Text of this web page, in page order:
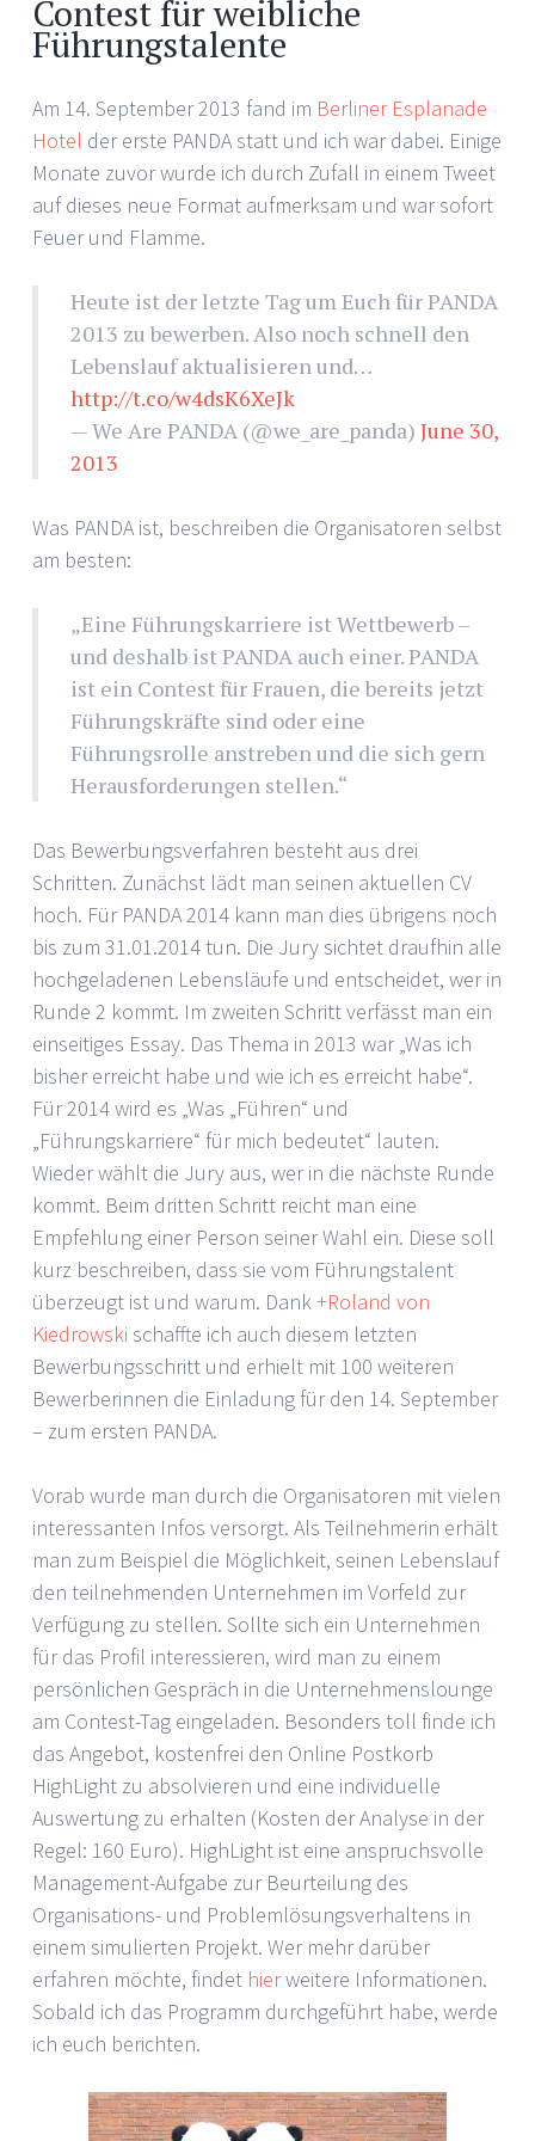
Contest für weibliche
Führungstalente
Am 14. September 2013 fand im Berliner Esplanade
Hotel der erste PANDA statt und ich war dabei. Einige
Monate zuvor wurde ich durch Zufall in einem Tweet
auf dieses neue Format aufmerksam und war sofort
Feuer und Flamme.
Heute ist der letzte Tag um Euch für PANDA
2013 zu bewerben. Also noch schnell den
Lebenslauf aktualisieren und…
http://t.co/w4dsK6XeJk
— We Are PANDA (@we_are_panda) June 30,
2013
Was PANDA ist, beschreiben die Organisatoren selbst
am besten:
„Eine Führungskarriere ist Wettbewerb –
und deshalb ist PANDA auch einer. PANDA
ist ein Contest für Frauen, die bereits jetzt
Führungskräfte sind oder eine
Führungsrolle anstreben und die sich gern
Herausforderungen stellen.“
Das Bewerbungsverfahren besteht aus drei
Schritten. Zunächst lädt man seinen aktuellen CV
hoch. Für PANDA 2014 kann man dies übrigens noch
bis zum 31.01.2014 tun. Die Jury sichtet draufhin alle
hochgeladenen Lebensläufe und entscheidet, wer in
Runde 2 kommt. Im zweiten Schritt verfässt man ein
einseitiges Essay. Das Thema in 2013 war „Was ich
bisher erreicht habe und wie ich es erreicht habe“.
Für 2014 wird es „Was „Führen“ und
„Führungskarriere“ für mich bedeutet“ lauten.
Wieder wählt die Jury aus, wer in die nächste Runde
kommt. Beim dritten Schritt reicht man eine
Empfehlung einer Person seiner Wahl ein. Diese soll
kurz beschreiben, dass sie vom Führungstalent
überzeugt ist und warum. Dank +Roland von
Kiedrowski schaffte ich auch diesem letzten
Bewerbungsschritt und erhielt mit 100 weiteren
Bewerberinnen die Einladung für den 14. September
– zum ersten PANDA.
Vorab wurde man durch die Organisatoren mit vielen
interessanten Infos versorgt. Als Teilnehmerin erhält
man zum Beispiel die Möglichkeit, seinen Lebenslauf
den teilnehmenden Unternehmen im Vorfeld zur
Verfügung zu stellen. Sollte sich ein Unternehmen
für das Profil interessieren, wird man zu einem
persönlichen Gespräch in die Unternehmenslounge
am Contest-Tag eingeladen. Besonders toll finde ich
das Angebot, kostenfrei den Online Postkorb
HighLight zu absolvieren und eine individuelle
Auswertung zu erhalten (Kosten der Analyse in der
Regel: 160 Euro). HighLight ist eine anspruchsvolle
Management-Aufgabe zur Beurteilung des
Organisations- und Problemlösungsverhaltens in
einem simulierten Projekt. Wer mehr darüber
erfahren möchte, findet hierweitere Informationen.
Sobald ich das Programm durchgeführt habe, werde
ich euch berichten.